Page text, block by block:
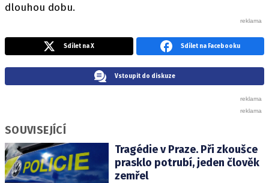
dlouhou dobu.
Sdílet na X Sdílet na Facebooku
Vstoupit do diskuze
SOUVISEJÍCÍ
Tragédie v Praze. Při zkoušce
prasklo potrubí, jeden člověk
zemřel